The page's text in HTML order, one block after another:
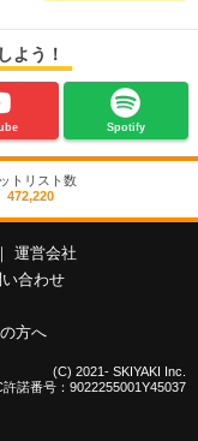
よう！
Spotify
トリスト数
472,220
｜ 運営会社
い合わせ
方へ
(C) 2021- SKIYAKI Inc.
許諾番号：9022255001Y45037